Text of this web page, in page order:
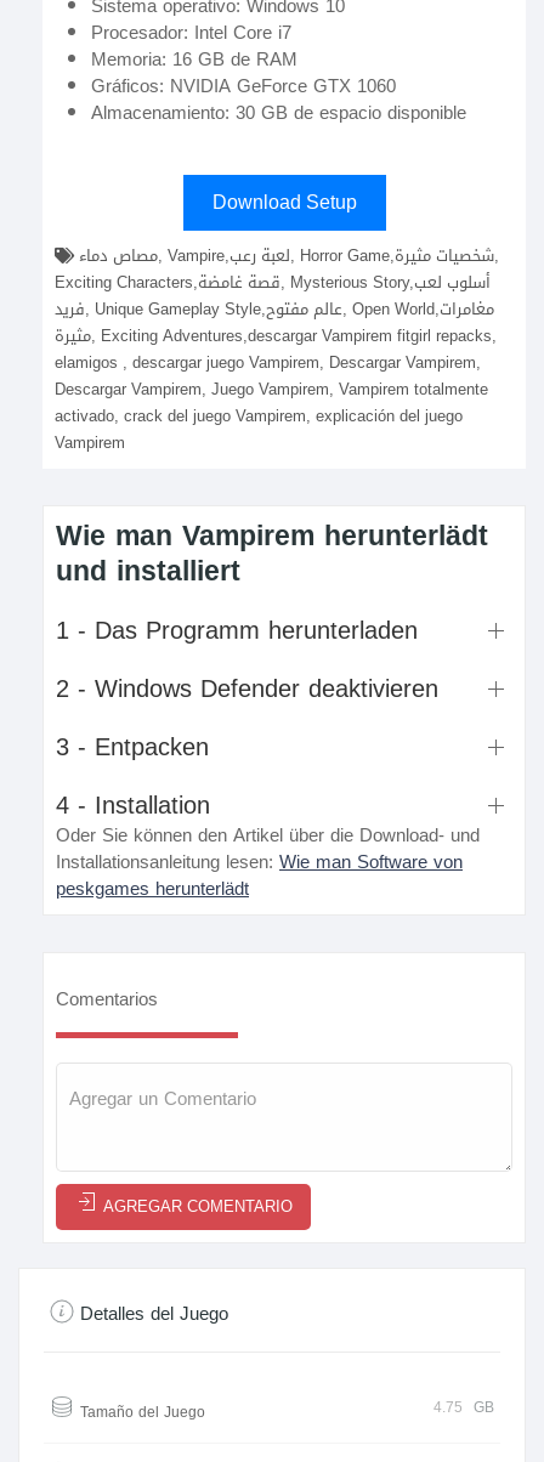
Procesador: Intel Core i7
Memoria: 16 GB de RAM
Gráficos: NVIDIA GeForce GTX 1060
Almacenamiento: 30 GB de espacio disponible
Download Setup
Exciting Characters,قصة غامضة, Mysterious Story,أسلوب لعب
فريد, Unique Gameplay Style,عالم مفتوح, Open World,مغامرات
مثيرة, Exciting Adventures,descargar Vampirem fitgirl repacks,
elamigos , descargar juego Vampirem, Descargar Vampirem,
Descargar Vampirem, Juego Vampirem, Vampirem totalmente
activado, crack del juego Vampirem, explicación del juego
Vampirem
Wie man Vampirem herunterlädt
und installiert
1 - Das Programm herunterladen
2 - Windows Defender deaktivieren
3 - Entpacken
4 - Installation
Oder Sie können den Artikel über die Download- und
Installationsanleitung lesen: Wie man Software von
peskgames herunterlädt
Comentarios
AGREGAR COMENTARIO
Detalles del Juego
Tamaño del Juego 4.75 GB